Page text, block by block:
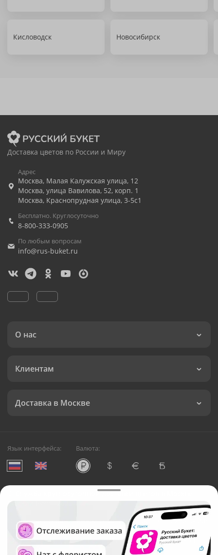
Кисловодск Новосибирск
Доставка цветов по России и Миру
Адрес
Москва, Малая Калужская улица, 12
Москва, улица Вавилова, 52, корп. 1
Москва, Краснопрудная улица, 3-5с1
Бесплатно. Круглосуточно
8-800-333-0905
По любым вопросам
info@rus-buket.ru
О нас
Клиентам
Доставка в Москве
Язык интерфейса: Валюта:
Служба круглосуточной доставки цветов в Москве
Русский Букет, 2026
Общество с ограниченной ответственностью «Технология»
ОГРН: 1195476081745, ИНН: 5410081997
Юридический адрес: г. Новосибирск, ул. Ипподромская,
д.42, оф. 3